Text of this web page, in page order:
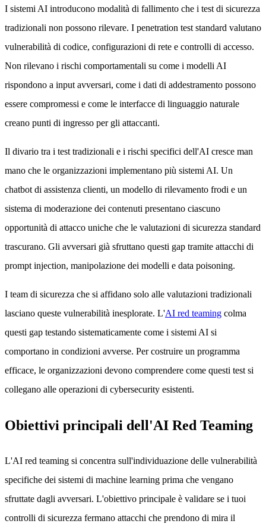
I sistemi AI introducono modalità di fallimento che i test di sicurezza
tradizionali non possono rilevare. I penetration test standard valutano
vulnerabilità di codice, configurazioni di rete e controlli di accesso.
Non rilevano i rischi comportamentali su come i modelli AI
rispondono a input avversari, come i dati di addestramento possono
essere compromessi e come le interfacce di linguaggio naturale
creano punti di ingresso per gli attaccanti.
Il divario tra i test tradizionali e i rischi specifici dell'AI cresce man
mano che le organizzazioni implementano più sistemi AI. Un
chatbot di assistenza clienti, un modello di rilevamento frodi e un
sistema di moderazione dei contenuti presentano ciascuno
opportunità di attacco uniche che le valutazioni di sicurezza standard
trascurano. Gli avversari già sfruttano questi gap tramite attacchi di
prompt injection, manipolazione dei modelli e data poisoning.
I team di sicurezza che si affidano solo alle valutazioni tradizionali
lasciano queste vulnerabilità inesplorate. L'AI red teaming colma
questi gap testando sistematicamente come i sistemi AI si
comportano in condizioni avverse. Per costruire un programma
efficace, le organizzazioni devono comprendere come questi test si
collegano alle operazioni di cybersecurity esistenti.
Obiettivi principali dell'AI Red Teaming
L'AI red teaming si concentra sull'individuazione delle vulnerabilità
specifiche dei sistemi di machine learning prima che vengano
sfruttate dagli avversari. L'obiettivo principale è validare se i tuoi
controlli di sicurezza fermano attacchi che prendono di mira il